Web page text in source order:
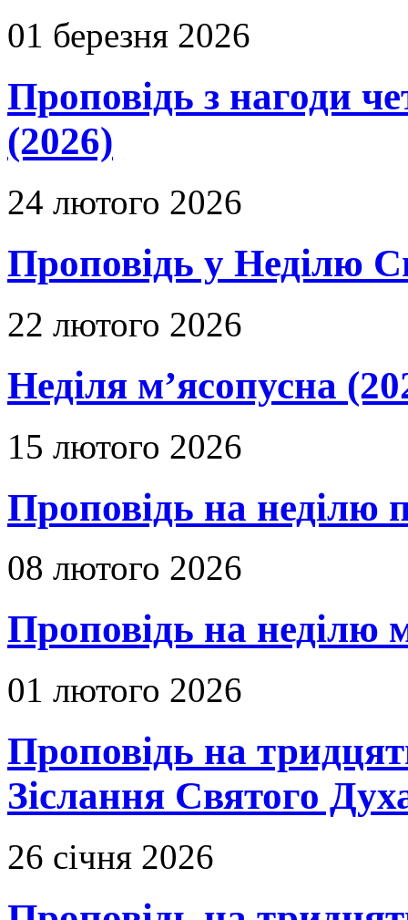
01 березня 2026
Проповідь з нагоди
(2026)
24 лютого 2026
Проповідь у Неділю
22 лютого 2026
Неділя м’ясопусна
15 лютого 2026
Проповідь на неділю
08 лютого 2026
Проповідь на неділю
01 лютого 2026
Проповідь на
Зіслання Святого
26 січня 2026